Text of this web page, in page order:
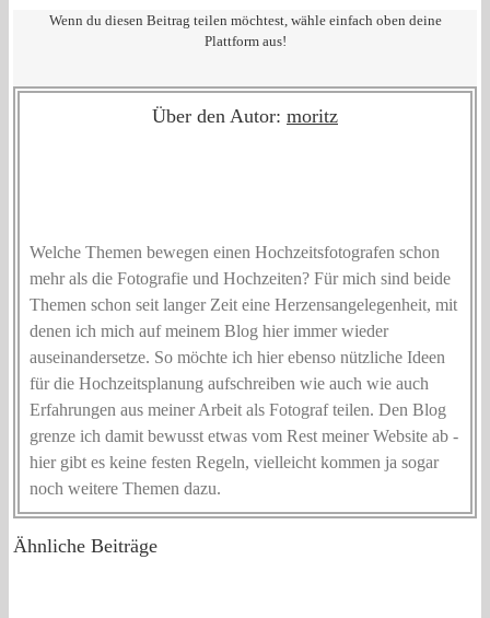
Wenn du diesen Beitrag teilen möchtest, wähle einfach oben deine
Plattform aus!
Über den Autor: moritz
Welche Themen bewegen einen Hochzeitsfotografen schon
mehr als die Fotografie und Hochzeiten? Für mich sind beide
Themen schon seit langer Zeit eine Herzensangelegenheit, mit
denen ich mich auf meinem Blog hier immer wieder
auseinandersetze. So möchte ich hier ebenso nützliche Ideen
für die Hochzeitsplanung aufschreiben wie auch wie auch
Erfahrungen aus meiner Arbeit als Fotograf teilen. Den Blog
grenze ich damit bewusst etwas vom Rest meiner Website ab -
hier gibt es keine festen Regeln, vielleicht kommen ja sogar
noch weitere Themen dazu.
Ähnliche Beiträge